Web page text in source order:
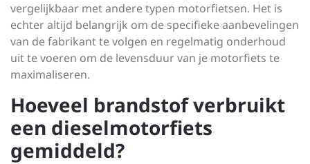
vergelijkbaar met andere typen motorfietsen. Het is
echter altijd belangrijk om de specifieke aanbevelingen
van de fabrikant te volgen en regelmatig onderhoud
uit te voeren om de levensduur van je motorfiets te
maximaliseren.
Hoeveel brandstof verbruikt
een dieselmotorfiets
gemiddeld?